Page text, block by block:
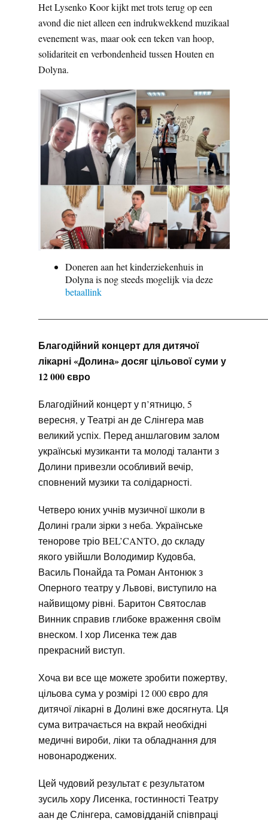
Het Lysenko Koor kijkt met trots terug op een
avond die niet alleen een indrukwekkend muzikaal
evenement was, maar ook een teken van hoop,
solidariteit en verbondenheid tussen Houten en
Dolyna.
Doneren aan het kinderziekenhuis in
Dolyna is nog steeds mogelijk via deze
betaallink
Благодійний концерт для дитячої
лікарні «Долина» досяг цільової суми у
12 000 євро
Благодійний концерт у п’ятницю, 5
вересня, у Театрі ан де Слінгера мав
великий успіх. Перед аншлаговим залом
українські музиканти та молоді таланти з
Долини привезли особливий вечір,
сповнений музики та солідарності.
Четверо юних учнів музичної школи в
Долині грали зірки з неба. Українське
тенорове тріо BEL’CANTO, до складу
якого увійшли Володимир Кудовба,
Василь Понайда та Роман Антонюк з
Оперного театру у Львові, виступило на
найвищому рівні. Баритон Святослав
Винник справив глибоке враження своїм
внеском. І хор Лисенка теж дав
прекрасний виступ.
Хоча ви все ще можете зробити пожертву,
цільова сума у розмірі 12 000 євро для
дитячої лікарні в Долині вже досягнута. Ця
сума витрачається на вкрай необхідні
медичні вироби, ліки та обладнання для
новонароджених.
Цей чудовий результат є результатом
зусиль хору Лисенка, гостинності Театру
аан де Слінгера, самовідданій співпраці